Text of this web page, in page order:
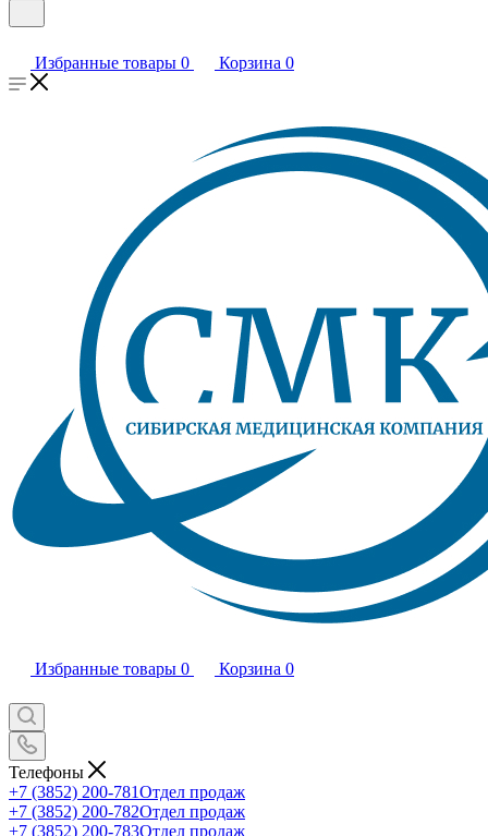
Избранные товары 0 Корзина 0
Избранные товары 0 Корзина 0
Телефоны
+7 (3852) 200-781Отдел продаж
+7 (3852) 200-782Отдел продаж
+7 (3852) 200-783Отдел продаж